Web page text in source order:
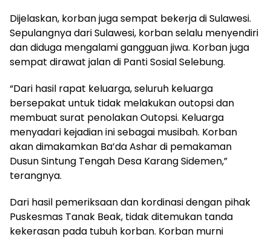
Dijelaskan, korban juga sempat bekerja di Sulawesi.
Sepulangnya dari Sulawesi, korban selalu menyendiri
dan diduga mengalami gangguan jiwa. Korban juga
sempat dirawat jalan di Panti Sosial Selebung.
“Dari hasil rapat keluarga, seluruh keluarga
bersepakat untuk tidak melakukan outopsi dan
membuat surat penolakan Outopsi. Keluarga
menyadari kejadian ini sebagai musibah. Korban
akan dimakamkan Ba’da Ashar di pemakaman
Dusun Sintung Tengah Desa Karang Sidemen,”
terangnya.
Dari hasil pemeriksaan dan kordinasi dengan pihak
Puskesmas Tanak Beak, tidak ditemukan tanda
kekerasan pada tubuh korban. Korban murni